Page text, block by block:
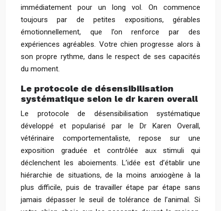
immédiatement pour un long vol. On commence
toujours par de petites expositions, gérables
émotionnellement, que l’on renforce par des
expériences agréables. Votre chien progresse alors à
son propre rythme, dans le respect de ses capacités
du moment.
Le protocole de désensibilisation
systématique selon le dr karen overall
Le protocole de désensibilisation systématique
développé et popularisé par le Dr Karen Overall,
vétérinaire comportementaliste, repose sur une
exposition graduée et contrôlée aux stimuli qui
déclenchent les aboiements. L’idée est d’établir une
hiérarchie de situations, de la moins anxiogène à la
plus difficile, puis de travailler étape par étape sans
jamais dépasser le seuil de tolérance de l’animal. Si